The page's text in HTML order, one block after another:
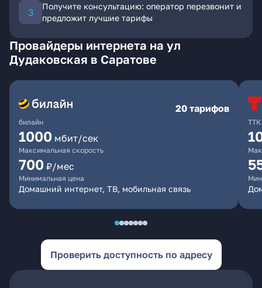
Получите консультацию: оператор перезвонит и
предложит лучшие тарифы
Провайдеры интернета на ул
Дудаковская в Саратове
билайн
20 тарифов
1000 мбит/сек
Максимальная скорость
700 ₽/мес
Минимальная цена
Домашний интернет, ТВ, мобильная связь
ТТК
Проверить доступность по адресу